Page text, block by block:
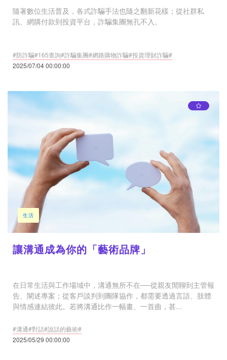
隨著數位生活普及，各式詐騙手法也隨之翻新花樣；從社群私
訊、網購付款到投資平台，詐騙集團無孔不入。
#防詐騙#165查詢#詐騙集團#網路購物詐騙#投資理財詐騙#
2025/07/04 00:00:00
生活
讓溝通成為你的「藝術品牌」
在日常生活與工作場域中，溝通無所不在──從親友閒聊到主管報
告、闡述專案；從客戶談判到團隊協作，都需要透過言語、肢體
與情感連結彼此。若將溝通比作一幅畫、一首曲，甚...
#溝通#對話#說話的藝術#
2025/05/29 00:00:00